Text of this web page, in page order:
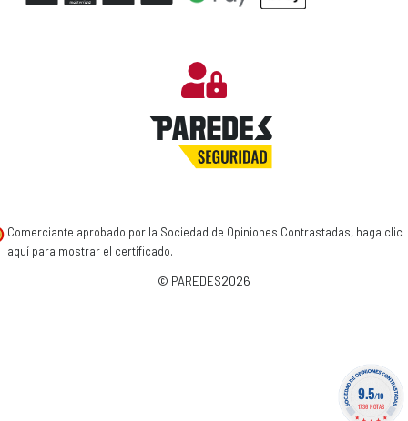
Comerciante aprobado por la Sociedad de Opiniones Contrastadas, haga clic
aquí para mostrar el certificado.
© PAREDES2026
9.5/10
1736 NOTAS